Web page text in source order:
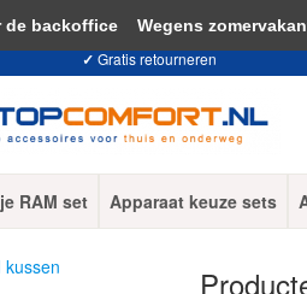
✓ Gratis retourneren
RAM set Apparaat keuze sets
kussen
het gebruiken van onze website, ga je
de backoffice Wegens